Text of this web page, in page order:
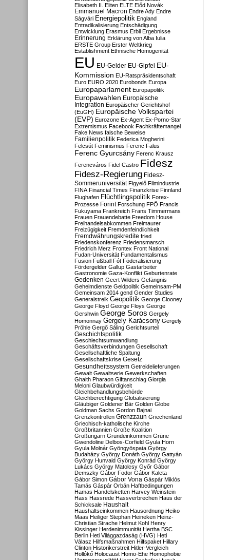
Elisabeth II. Eliten ELTE Előd Novák
Emmanuel Macron Endre Ady Endre
Ságvári Energiepolitik England
Entradikalisierung Entschädigung
Entwicklung Erasmus Erbil Ergebnisse
Erinnerung Erklärung von Alba Iulia
ERSTE Group Erster Weltkrieg
Establishment Ethnische Homogenität
EU EU-Gelder EU-Gipfel EU-
Kommission EU-Ratspräsidentschaft
Euro EURO 2020 Eurobonds Europa
Europaparlament Europapolitik
Europawahlen Europäische
Integration Europäischer Gerichtshof
(EuGH) Europäische Volkspartei
(EVP) Eurozone Ex-Agent Ex-Porno-Star
Extremismus Facebook Fachkräftemangel
Fake News falsche Beweise
Familienpolitik Federica Mogherini
Felcsút Feminismus Ferenc Falus
Ferenc Gyurcsány Ferenc Krausz
Ferencváros Fidel Castro Fidesz
Fidesz-Regierung Fidesz-
Sommeruniversität Figyelő Filmindustrie
FINA Financial Times Finanzkrise Finnland
Flughafen Flüchtlingspolitik Forex-
Prozesse Forint Forschung FPÖ Francis
Fukuyama Frankreich Frans Timmermans
Frauen Frauendebatte Freedom House
Freihandelsabkommen Freimaurer
Freizügigkeit Fremdenfeindlichkeit
Fremdwährungskredite fried
Friedenskonferenz Friedensmarsch
Friedrich Merz Frontex Front National
Fudan-Universität Fundamentalismus
Fusion Fußball Fót Föderalisierung
Fördergelder Gallup Gastarbeiter
Gastronomie Gaza-Konflikt Geburtenrate
Gedenken Geert Wilders Gefängnis
Geheimdienste Geldpolitik Gemeinsam-PM
Gemeinsam 2014 gend Gender Studies
Generalstreik Geopolitik George Clooney
George Floyd George Floys George
Gershwin George Soros Gergely
Homonnay Gergely Karácsony Gergely
Pröhle Gergő Sáling Gerichtsurteil
Geschichtspolitik
Geschlechtsumwandlung
Geschäftsverbindungen Gesellschaft
Gesellschaftliche Spaltung
Gesellschaftskrise Gesetz
Gesundheitssystem Getreidelieferungen
Gewalt Gewaltserie Gewerkschaften
Ghaith Pharaon Giftanschlag Giorgia
Meloni Glaubwürdigkeit
Gleichbehandlungsbehörde
Gleichberechtigung Globalisierung
Gläubiger Goldener Bär Golden Globe
Goldman Sachs Gordon Bajnai
Grenzkontrollen Grenzzaun Griechenland
Griechisch-katholische Kirche
Großbritannien Große Koalition
Großungarn Grundeinkommen Grüne
Gwendoline Delbos-Corfield Gyula Horn
Gyula Molnár Gyöngyöspata György
Budaházy György Donáth György Gattyán
György Hunvald György Konrád György
Lukács György Matolcsy Győr Gábor
Demszky Gábor Fodor Gábor Kaleta
Gábor Simon Gábor Vona Gáspár Miklós
Tamás Gáspár Orbán Haftbedingungen
Hamas Handelsketten Harvey Weinstein
Hass Hassrede Hassverbrechen Haus der
Schicksale Haushalt
Haushaltseinkommen Hausordnung Heiko
Maas Heiliger Stephan Heineken Heinz-
Christian Strache Helmut Kohl Henry
Kissinger Herdenimmunität Hertha BSC
Berlin Heti Világgazdaság (HVG) Heti
Válasz Hilfsmaßnahmen Hilfspaket Hillary
Clinton Historikerstreit Hitler-Vergleich
Hollókő Holocaust Homo-Ehe Homophobie